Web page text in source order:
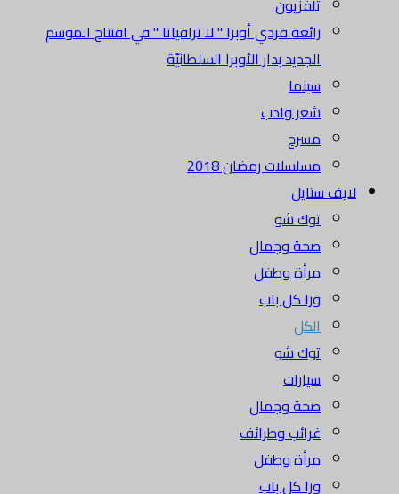
تلفزيون
رائعة فردي أوبرا " لا ترافياتا " في افتتاح الموسم
الجديد بدار الأوبرا السلطانيّة
سينما
شعر وادب
مسرح
مسلسلات رمضان 2018
لايف ستايل
توك شو
صحة وجمال
مرأة وطفل
ورا كل باب
الكل
توك شو
سيارات
صحة وجمال
غرائب وطرائف
مرأة وطفل
ورا كل باب